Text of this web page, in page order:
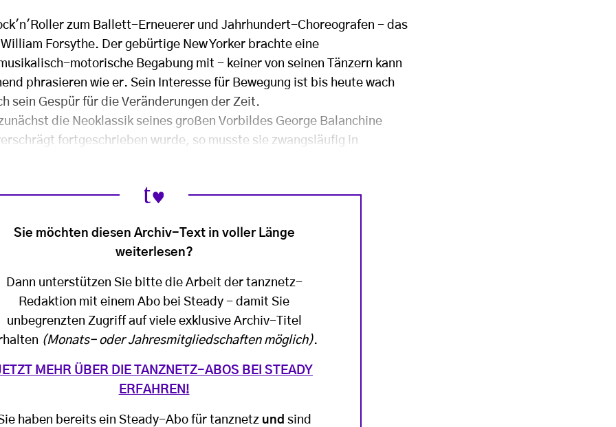
zum Ballett-Erneuerer und Jahrhundert-Choreografen - das
Forsythe. Der gebürtige New Yorker brachte eine
motorische Begabung mit - keiner von seinen Tänzern kann
phrasieren wie er. Sein Interesse für Bewegung ist bis heute wach
sein Gespür für die Veränderungen der Zeit.
die Neoklassik seines großen Vorbildes George Balanchine
fortgeschrieben wurde, so musste sie zwangsläufig in
Sie möchten diesen Archiv-Text in voller Länge
weiterlesen?
Dann unterstützen Sie bitte die Arbeit der tanznetz-
Redaktion mit einem Abo bei Steady - damit Sie
unbegrenzten Zugriff auf viele exklusive Archiv-Titel
(Monats- oder Jahresmitgliedschaften möglich).
MEHR ÜBER DIE TANZNETZ-ABOS BEI STEADY
ERFAHREN!
haben bereits ein Steady-Abo für tanznetz und sind